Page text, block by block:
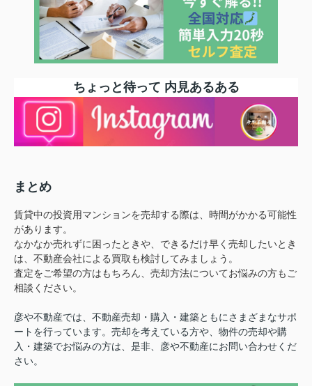
ちょっと待って 内見あるある
まとめ
賃貸中の投資用マンションを売却する際は、時間がかかる可能性
があります。
なかなか売れずに困ったときや、できるだけ早く売却したいとき
は、不動産会社による買取も検討してみましょう。
査定をご希望の方はもちろん、売却方法についてお悩みの方もご
相談ください。
彦や不動産では、不動産売却・購入・建築ともにさまざまなサポ
ートを行っています。売却を考えている方や、物件の売却や購
入・建築でお悩みの方は、是非、彦や不動産にお問い合わせくだ
さい。